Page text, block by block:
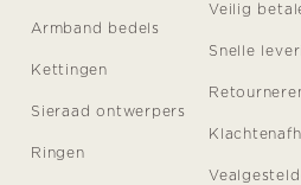
Armband bedels
Kettingen
Sieraad ontwerpers
Ringen
Veilig
Snelle